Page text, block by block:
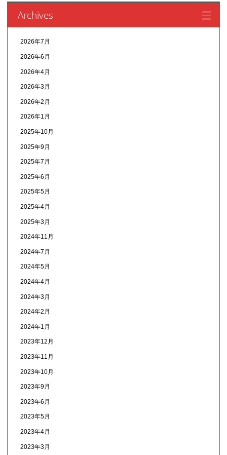
Archives
2026年7月
2026年6月
2026年4月
2026年3月
2026年2月
2026年1月
2025年10月
2025年9月
2025年7月
2025年6月
2025年5月
2025年4月
2025年3月
2024年11月
2024年7月
2024年5月
2024年4月
2024年3月
2024年2月
2024年1月
2023年12月
2023年11月
2023年10月
2023年9月
2023年6月
2023年5月
2023年4月
2023年3月